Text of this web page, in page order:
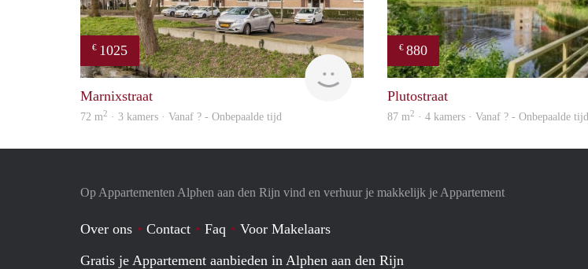
€ 1025
Woning
Marnixstraat
72 m2 · 3 kamers · Vanaf ? - Onbepaalde tijd
€ 880
Plutostraat
87 m2 · 4 kamers · Vanaf ? - Onbepaalde tijd
Op Appartementen Alphen aan den Rijn vind en verhuur je makkelijk je Appartement
Over ons Contact Faq
Voor Makelaars
Gratis je Appartement aanbieden in Alphen aan den Rijn